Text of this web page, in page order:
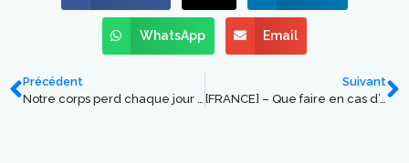
WhatsApp Email
Précédent
Suivant
[FRANCE] – Que faire en cas d’augmentation anormale de sa facture d’eau ?